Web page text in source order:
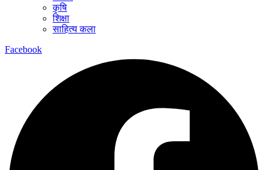
कृषि
शिक्षा
साहित्य कला
Facebook